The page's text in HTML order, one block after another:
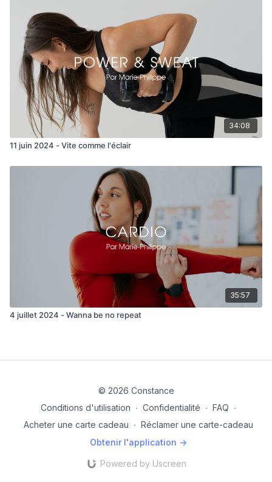
- OH sit up avec poids
- Groupé extend
- Standed side abs
- Hollow hold
Have funnnn!!!
34:08
11 juin 2024 - Vite comme l'éclair
35:57
4 juillet 2024 - Wanna be no repeat
© 2026 Constance
Conditions d'utilisation ∙ Confidentialité ∙ FAQ ∙
Acheter une carte cadeau ∙ Réclamer une carte-cadeau
Obtenir l'application ->
Powered by Uscreen